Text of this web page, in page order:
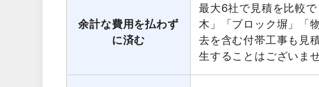
余計な費用を払わず
に済む
最大6社で見積を比較
木」「ブロック塀」「
去を含む付帯工事も見
生することはございませ